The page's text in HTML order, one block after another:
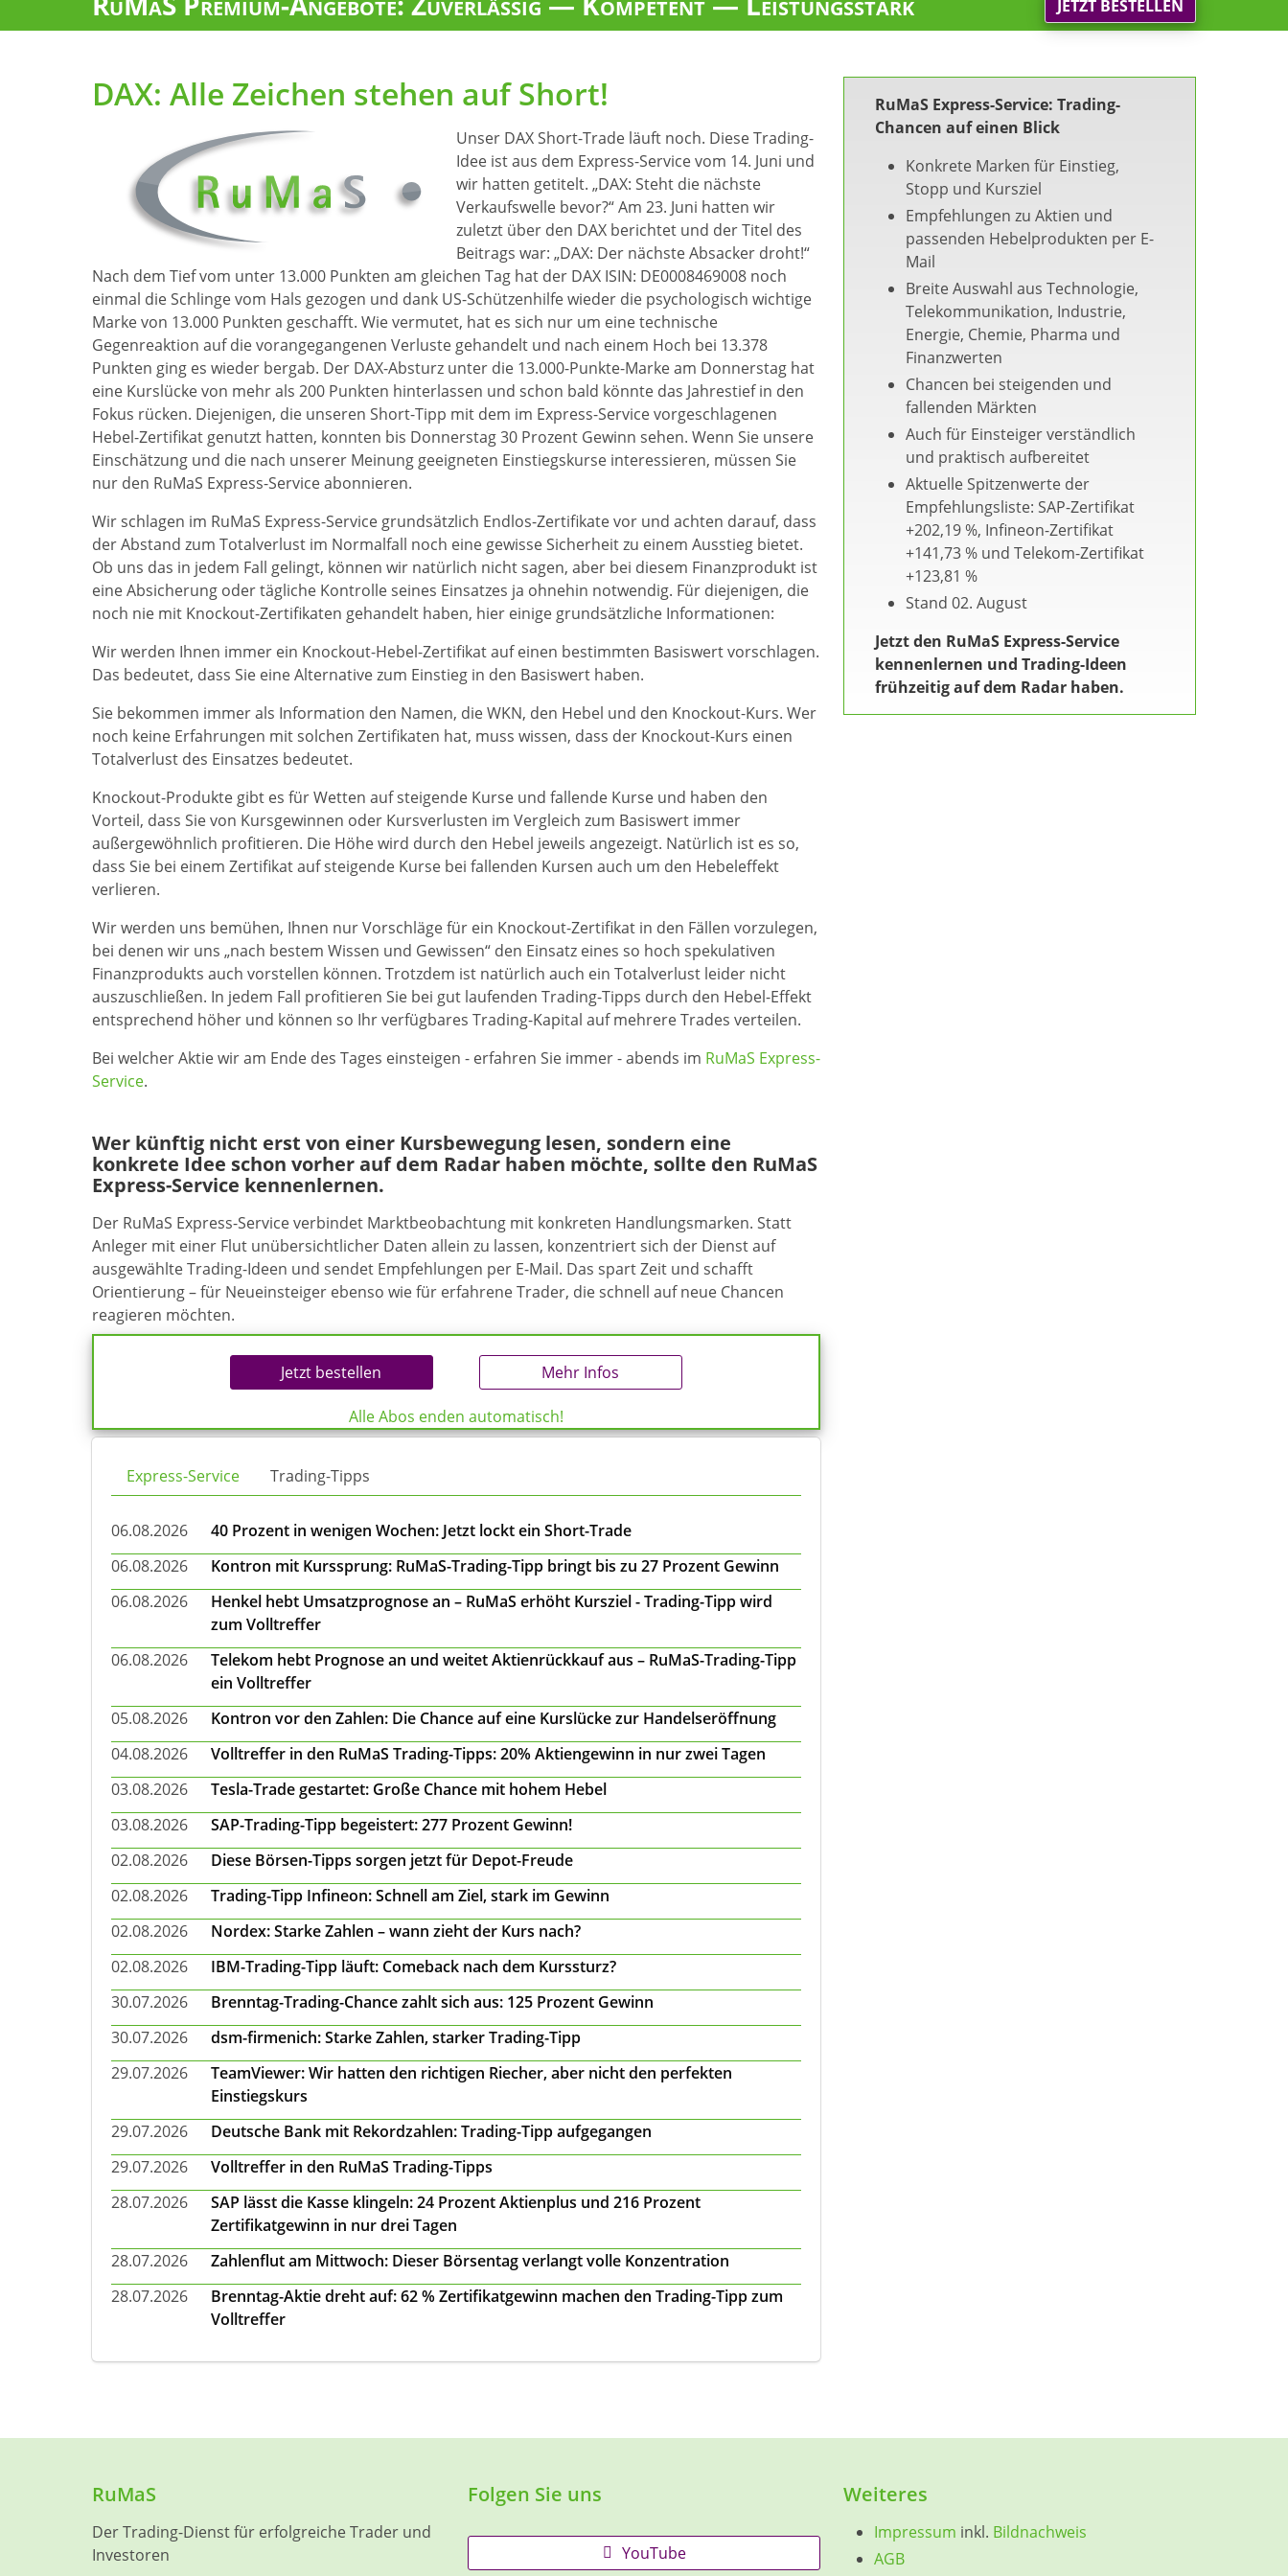
JETZT BESTELLEN
DAX: Alle Zeichen stehen auf Short!
Unser DAX Short-Trade läuft noch. Diese Trading-
Idee ist aus dem Express-Service vom 14. Juni und
wir hatten getitelt. „DAX: Steht die nächste
Verkaufswelle bevor?“ Am 23. Juni hatten wir
zuletzt über den DAX berichtet und der Titel des
Beitrags war: „DAX: Der nächste Absacker droht!“
Nach dem Tief vom unter 13.000 Punkten am gleichen Tag hat der DAX ISIN: DE0008469008 noch
einmal die Schlinge vom Hals gezogen und dank US-Schützenhilfe wieder die psychologisch wichtige
Marke von 13.000 Punkten geschafft. Wie vermutet, hat es sich nur um eine technische
Gegenreaktion auf die vorangegangenen Verluste gehandelt und nach einem Hoch bei 13.378
Punkten ging es wieder bergab. Der DAX-Absturz unter die 13.000-Punkte-Marke am Donnerstag hat
eine Kurslücke von mehr als 200 Punkten hinterlassen und schon bald könnte das Jahrestief in den
Fokus rücken. Diejenigen, die unseren Short-Tipp mit dem im Express-Service vorgeschlagenen
Hebel-Zertifikat genutzt hatten, konnten bis Donnerstag 30 Prozent Gewinn sehen. Wenn Sie unsere
Einschätzung und die nach unserer Meinung geeigneten Einstiegskurse interessieren, müssen Sie
nur den RuMaS Express-Service abonnieren.
Wir schlagen im RuMaS Express-Service grundsätzlich Endlos-Zertifikate vor und achten darauf, dass
der Abstand zum Totalverlust im Normalfall noch eine gewisse Sicherheit zu einem Ausstieg bietet.
Ob uns das in jedem Fall gelingt, können wir natürlich nicht sagen, aber bei diesem Finanzprodukt ist
eine Absicherung oder tägliche Kontrolle seines Einsatzes ja ohnehin notwendig. Für diejenigen, die
noch nie mit Knockout-Zertifikaten gehandelt haben, hier einige grundsätzliche Informationen:
Wir werden Ihnen immer ein Knockout-Hebel-Zertifikat auf einen bestimmten Basiswert vorschlagen.
Das bedeutet, dass Sie eine Alternative zum Einstieg in den Basiswert haben.
Sie bekommen immer als Information den Namen, die WKN, den Hebel und den Knockout-Kurs. Wer
noch keine Erfahrungen mit solchen Zertifikaten hat, muss wissen, dass der Knockout-Kurs einen
Totalverlust des Einsatzes bedeutet.
Knockout-Produkte gibt es für Wetten auf steigende Kurse und fallende Kurse und haben den
Vorteil, dass Sie von Kursgewinnen oder Kursverlusten im Vergleich zum Basiswert immer
außergewöhnlich profitieren. Die Höhe wird durch den Hebel jeweils angezeigt. Natürlich ist es so,
dass Sie bei einem Zertifikat auf steigende Kurse bei fallenden Kursen auch um den Hebeleffekt
verlieren.
Wir werden uns bemühen, Ihnen nur Vorschläge für ein Knockout-Zertifikat in den Fällen vorzulegen,
bei denen wir uns „nach bestem Wissen und Gewissen“ den Einsatz eines so hoch spekulativen
Finanzprodukts auch vorstellen können. Trotzdem ist natürlich auch ein Totalverlust leider nicht
auszuschließen. In jedem Fall profitieren Sie bei gut laufenden Trading-Tipps durch den Hebel-Effekt
entsprechend höher und können so Ihr verfügbares Trading-Kapital auf mehrere Trades verteilen.
Bei welcher Aktie wir am Ende des Tages einsteigen - erfahren Sie immer - abends im RuMaS Express-
Service.
Wer künftig nicht erst von einer Kursbewegung lesen, sondern eine
konkrete Idee schon vorher auf dem Radar haben möchte, sollte den RuMaS
Express-Service kennenlernen.
Der RuMaS Express-Service verbindet Marktbeobachtung mit konkreten Handlungsmarken. Statt
Anleger mit einer Flut unübersichtlicher Daten allein zu lassen, konzentriert sich der Dienst auf
ausgewählte Trading-Ideen und sendet Empfehlungen per E-Mail. Das spart Zeit und schafft
Orientierung – für Neueinsteiger ebenso wie für erfahrene Trader, die schnell auf neue Chancen
reagieren möchten.
Jetzt bestellen Mehr Infos
Alle Abos enden automatisch!
Express-Service Trading-Tipps
06.08.2026
40 Prozent in wenigen Wochen: Jetzt lockt ein Short-Trade
06.08.2026
Kontron mit Kurssprung: RuMaS-Trading-Tipp bringt bis zu 27 Prozent Gewinn
06.08.2026
Henkel hebt Umsatzprognose an – RuMaS erhöht Kursziel - Trading-Tipp wird
zum Volltreffer
06.08.2026
Telekom hebt Prognose an und weitet Aktienrückkauf aus – RuMaS-Trading-Tipp
ein Volltreffer
05.08.2026
Kontron vor den Zahlen: Die Chance auf eine Kurslücke zur Handelseröffnung
04.08.2026
Volltreffer in den RuMaS Trading-Tipps: 20% Aktiengewinn in nur zwei Tagen
03.08.2026
Tesla-Trade gestartet: Große Chance mit hohem Hebel
03.08.2026
SAP-Trading-Tipp begeistert: 277 Prozent Gewinn!
02.08.2026
Diese Börsen-Tipps sorgen jetzt für Depot-Freude
02.08.2026
Trading-Tipp Infineon: Schnell am Ziel, stark im Gewinn
02.08.2026
Nordex: Starke Zahlen – wann zieht der Kurs nach?
02.08.2026
IBM-Trading-Tipp läuft: Comeback nach dem Kurssturz?
30.07.2026
Brenntag-Trading-Chance zahlt sich aus: 125 Prozent Gewinn
30.07.2026
dsm-firmenich: Starke Zahlen, starker Trading-Tipp
29.07.2026
TeamViewer: Wir hatten den richtigen Riecher, aber nicht den perfekten
Einstiegskurs
29.07.2026
Deutsche Bank mit Rekordzahlen: Trading-Tipp aufgegangen
29.07.2026
Volltreffer in den RuMaS Trading-Tipps
28.07.2026
SAP lässt die Kasse klingeln: 24 Prozent Aktienplus und 216 Prozent
Zertifikatgewinn in nur drei Tagen
28.07.2026
Zahlenflut am Mittwoch: Dieser Börsentag verlangt volle Konzentration
28.07.2026
Brenntag-Aktie dreht auf: 62 % Zertifikatgewinn machen den Trading-Tipp zum
Volltreffer
RuMaS Express-Service: Trading-
Chancen auf einen Blick
Konkrete Marken für Einstieg,
Stopp und Kursziel
Empfehlungen zu Aktien und
passenden Hebelprodukten per E-
Mail
Breite Auswahl aus Technologie,
Telekommunikation, Industrie,
Energie, Chemie, Pharma und
Finanzwerten
Chancen bei steigenden und
fallenden Märkten
Auch für Einsteiger verständlich
und praktisch aufbereitet
Aktuelle Spitzenwerte der
Empfehlungsliste: SAP-Zertifikat
+202,19 %, Infineon-Zertifikat
+141,73 % und Telekom-Zertifikat
+123,81 %
Stand 02. August
Jetzt den RuMaS Express-Service
kennenlernen und Trading-Ideen
frühzeitig auf dem Radar haben.
RuMaS
Der Trading-Dienst für erfolgreiche Trader und
Investoren
Folgen Sie uns
YouTube
Weiteres
Impressum inkl. Bildnachweis
AGB